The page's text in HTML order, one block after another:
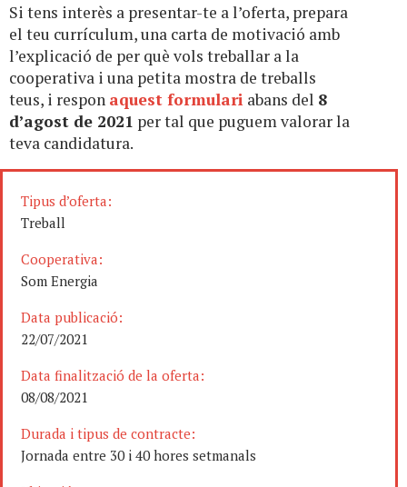
Si tens interès a presentar-te a l’oferta, prepara
el teu currículum, una carta de motivació amb
l’explicació de per què vols treballar a la
cooperativa i una petita mostra de treballs
teus, i respon aquest formulari abans del 8
d’agost de 2021 per tal que puguem valorar la
teva candidatura.
Tipus d’oferta:
Treball
Cooperativa:
Som Energia
Data publicació:
22/07/2021
Data finalització de la oferta:
08/08/2021
Durada i tipus de contracte:
Jornada entre 30 i 40 hores setmanals